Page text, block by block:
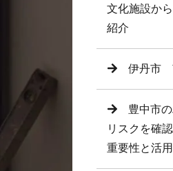
文化施設か
紹介
伊丹市
豊中市
リスクを確
重要性と活